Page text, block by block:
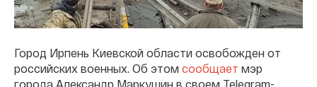
Город Ирпень Киевской области освобожден от
российских военных. Об этом сообщает мэр
города Александр Маркушин в своем Telegram-